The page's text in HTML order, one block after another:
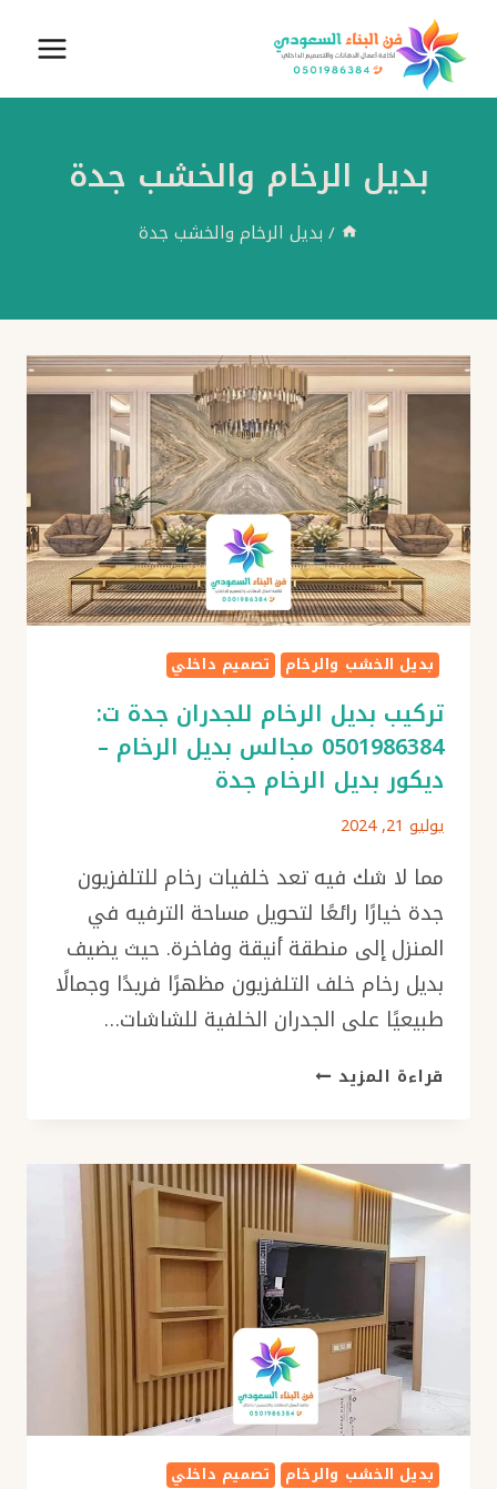
المحتوى
بديل الرخام والخشب جدة
/ بديل الرخام والخشب جدة
بديل الخشب والرخام تصميم داخلي
تركيب بديل الرخام للجدران جدة ت:
0501986384 مجالس بديل الرخام –
ديكور بديل الرخام جدة
يوليو 21, 2024
مما لا شك فيه تعد خلفيات رخام للتلفزيون
جدة خيارًا رائعًا لتحويل مساحة الترفيه في
المنزل إلى منطقة أنيقة وفاخرة. حيث يضيف
بديل رخام خلف التلفزيون مظهرًا فريدًا وجمالًا
طبيعيًا على الجدران الخلفية للشاشات…
قراءة المزيد تركيب
جدة
0501986384
مجالس
الرخام
–
ديكور
بديل
الرخام
جدة
بديل الخشب والرخام تصميم داخلي